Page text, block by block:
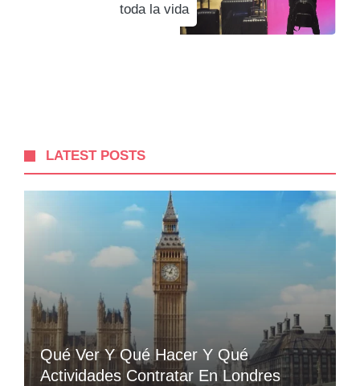
toda la vida
LATEST POSTS
Qué Ver Y Qué Hacer Y Qué
Actividades Contratar En Londres